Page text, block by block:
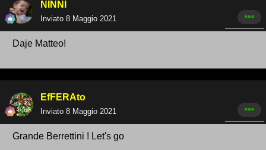
NINNI
Inviato 8 Maggio 2021
Daje Matteo!
EfFERAto
Inviato 8 Maggio 2021
Grande Berrettini ! Let's go